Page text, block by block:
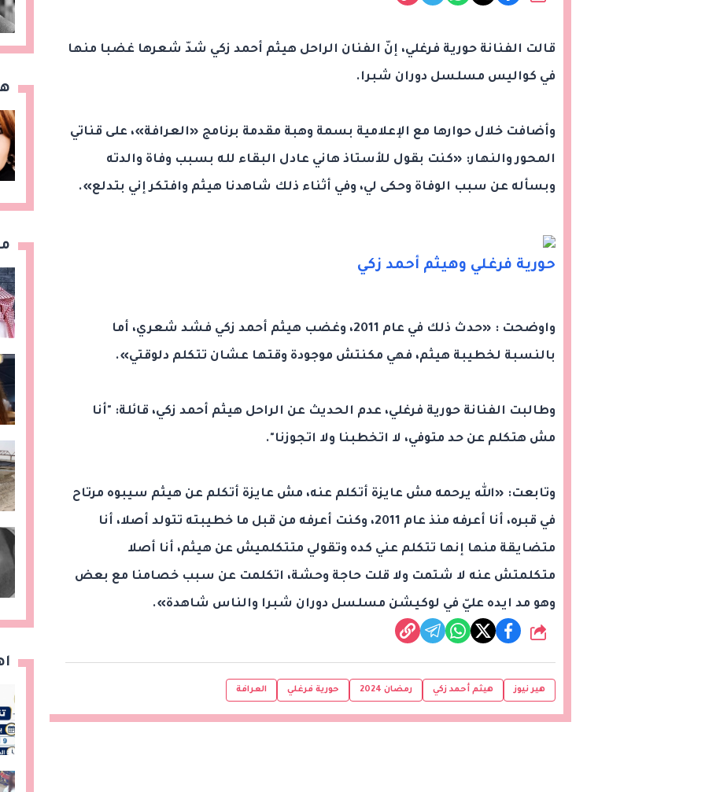
قالت الفنانة حورية فرغلي، إنّ الفنان الراحل هيثم أحمد زكي شدّ شعرها غضبا منها
في كواليس مسلسل دوران شبرا.
وأضافت خلال حوارها مع الإعلامية بسمة وهبة مقدمة برنامج «العرافة»، على قناتي
المحور والنهار: «كنت بقول للأستاذ هاني عادل البقاء لله بسبب وفاة والدته
وبسأله عن سبب الوفاة وحكى لي، وفي أثناء ذلك شاهدنا هيثم وافتكر إني بتدلع».
حورية فرغلي وهيثم أحمد زكي
واوضحت : «حدث ذلك في عام 2011، وغضب هيثم أحمد زكي فشد شعري، أما
بالنسبة لخطيبة هيثم، فهي مكنتش موجودة وقتها عشان تتكلم دلوقتي».
وطالبت الفنانة حورية فرغلي، عدم الحديث عن الراحل هيثم أحمد زكي، قائلة: "أنا
مش هتكلم عن حد متوفي، لا اتخطبنا ولا اتجوزنا".
وتابعت: «الله يرحمه مش عايزة أتكلم عنه، مش عايزة أتكلم عن هيثم سيبوه مرتاح
في قبره، أنا أعرفه منذ عام 2011، وكنت أعرفه من قبل ما خطيبته تتولد أصلا، أنا
متضايقة منها إنها تتكلم عني كده وتقولي متتكلميش عن هيثم، أنا أصلا
متكلمتش عنه لا شتمت ولا قلت حاجة وحشة، اتكلمت عن سبب خصامنا مع بعض
وهو مد ايده عليّ في لوكيشن مسلسل دوران شبرا والناس شاهدة».
شارك
هير نيوز هيثم أحمد زكي رمضان 2024 حورية فرغلي العرافة